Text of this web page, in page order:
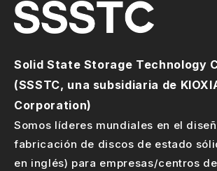
Solid State Storage Technology
(SSSTC, una subsidiaria de
Corporation)
Somos líderes mundiales en el
fabricación de discos de estado
en inglés) para empresas/centros